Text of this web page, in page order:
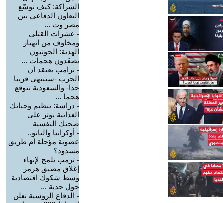
الشراكة: كيف توسّع
التعاون الدفاعي بين
مصر وت ...
- عشرات القتلى
ومخاوف من انهيار
الهدنة: الحوثيون
يصعّدون هجمات ...
- ترامب يعتقد أن
الحرب -ستنتهي قريبا
جدا- والسعودية تتوقع
هجما ...
- دراسة: تنظيم وجباتك
الغذائية يؤثر على
صحتك النفسية
- أوكرانيا والناتو..
عضوية مؤجلة أم طريق
مسدود؟
- ترمب يلمح لإنهاء
إغلاق مضيق هرمز
وسط شكوك اقتصادية
حول جدية ...
- الدفاع الروسية تعلن